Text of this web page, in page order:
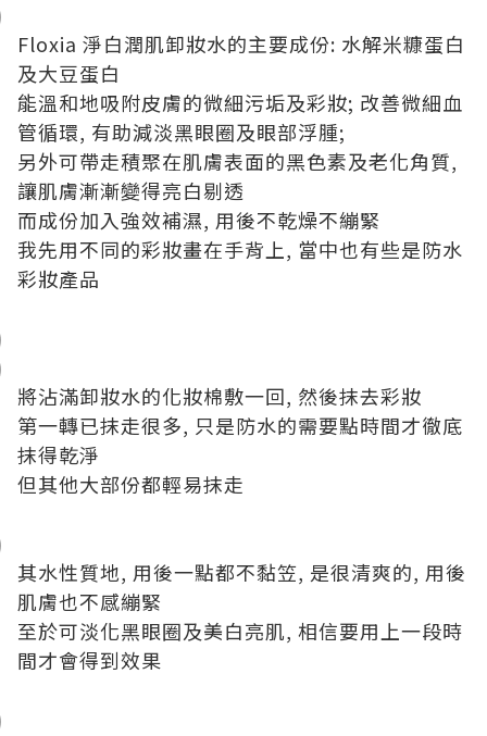
Floxia 淨白潤肌卸妝水的主要成份: 水解米糠蛋白
及大豆蛋白
能溫和地吸附皮膚的微細污垢及彩妝; 改善微細血
管循環, 有助減淡黑眼圈及眼部浮腫;
另外可帶走積聚在肌膚表面的黑色素及老化角質,
讓肌膚漸漸變得亮白剔透
而成份加入強效補濕, 用後不乾燥不繃緊
我先用不同的彩妝畫在手背上, 當中也有些是防水
彩妝產品
將沾滿卸妝水的化妝棉敷一回, 然後抹去彩妝
第一轉已抹走很多, 只是防水的需要點時間才徹底
抹得乾淨
但其他大部份都輕易抹走
其水性質地, 用後一點都不黏笠, 是很清爽的, 用後
肌膚也不感繃緊
至於可淡化黑眼圈及美白亮肌, 相信要用上一段時
間才會得到效果